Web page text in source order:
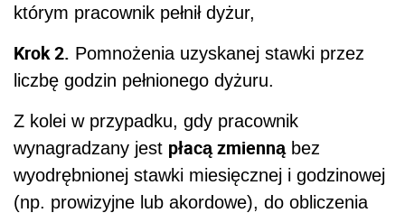
którym pracownik pełnił dyżur,
Krok 2. Pomnożenia uzyskanej stawki przez
liczbę godzin pełnionego dyżuru.
Z kolei w przypadku, gdy pracownik
wynagradzany jest płacą zmiennąbez
wyodrębnionej stawki miesięcznej i godzinowej
(np. prowizyjne lub akordowe), do obliczenia